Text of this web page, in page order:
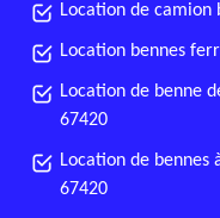
Location de camion
Location bennes
Location de benne
67420
Location de bennes
67420